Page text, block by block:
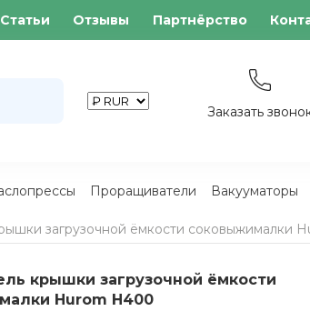
Статьи Отзывы Партнёрство
Заказать
Проращиватели Вакууматоры
загрузочной ёмкости соковыжималки
крышки загрузочной ёмкости
Hurom H400